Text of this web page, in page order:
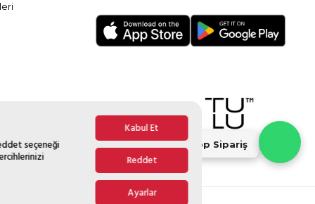
seçeneği
Kabul Et
Reddet
Ayarlar
Whatsapp Sipariş